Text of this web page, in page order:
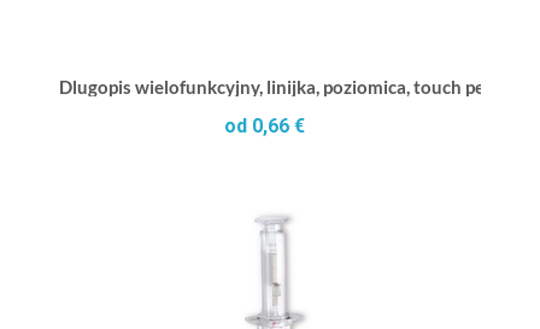
Dlugopis wielofunkcyjny, linijka, poziomica, touch pen
od 0,66 €